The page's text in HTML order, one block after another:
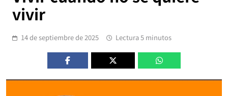
vivir
14 de septiembre de 2025 Lectura 5 minutos